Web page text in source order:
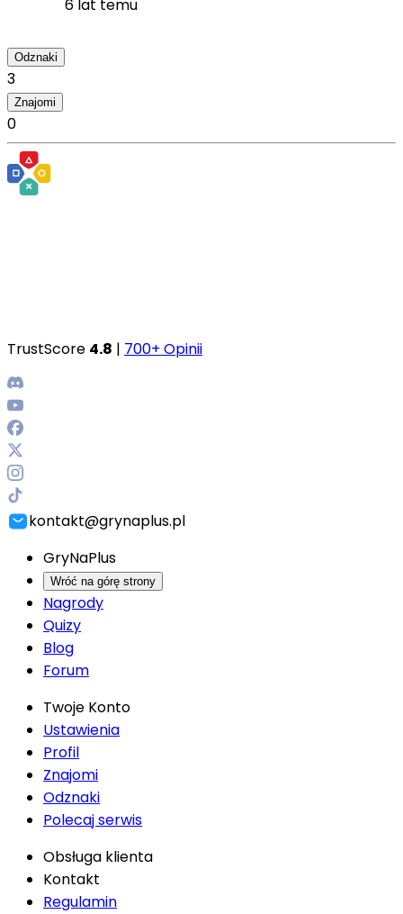
6 lat temu
Odznaki
3
Znajomi
0
TrustScore 4.8 | 700+ Opinii
kontakt@grynaplus.pl
GryNaPlus
Wróć na górę strony
Nagrody
Quizy
Blog
Forum
Twoje Konto
Ustawienia
Profil
Znajomi
Odznaki
Polecaj serwis
Obsługa klienta
Kontakt
Regulamin